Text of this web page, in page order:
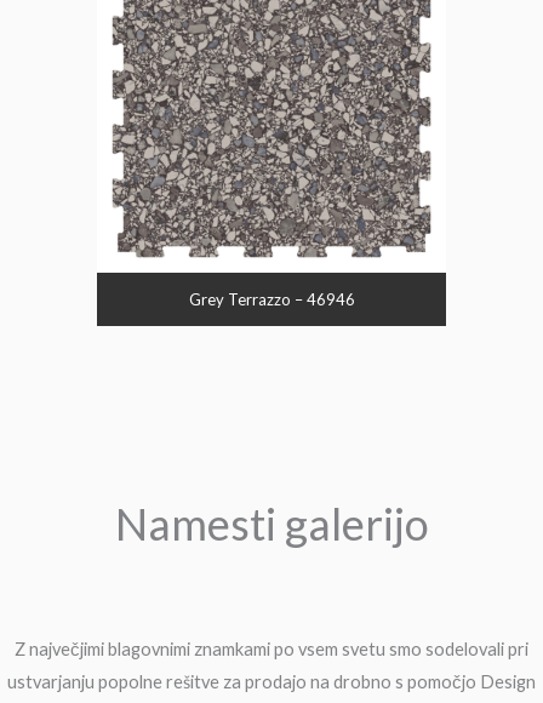
Grey Terrazzo – 46946
Namesti galerijo
Z največjimi blagovnimi znamkami po vsem svetu smo sodelovali pri
ustvarjanju popolne rešitve za prodajo na drobno s pomočjo Design